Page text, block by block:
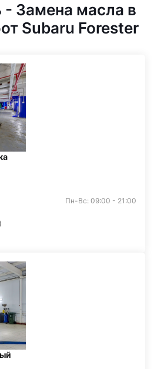
- Замена масла в
Subaru Forester
Пн-Вс: 09:00 - 21:00